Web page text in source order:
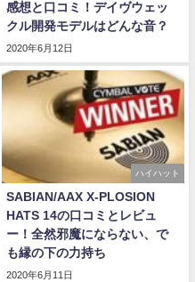
感想と口コミ！デイヴウェッ
クル開発モデルはどんな音？
2020年6月12日
ハイハット
SABIAN/AAX X-PLOSION
HATS 14の口コミとレビュ
ー！全然邪魔にならない、で
も縁の下の力持ち
2020年6月11日